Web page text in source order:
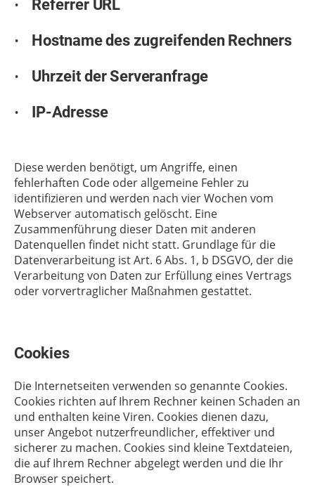
· Referrer URL
· Hostnamedeszugreifenden Rechners
· UhrzeitderServeranfrage
· IP-Adresse
Diese werden benötigt, um Angriffe, einen
fehlerhaften Code oder allgemeine Fehler zu
identifizieren und werden nach vier Wochen vom
Webserver automatisch gelöscht. Eine
Zusammenführung dieser Daten mit anderen
Datenquellen findet nicht statt. Grundlage für die
Datenverarbeitung ist Art. 6 Abs. 1, b DSGVO, der die
Verarbeitung von Daten zur Erfüllung eines Vertrags
oder vorvertraglicher Maßnahmen gestattet.
Cookies
Die Internetseiten verwenden so genannte Cookies.
Cookies richten auf Ihrem Rechner keinen Schaden an
und enthalten keine Viren. Cookies dienen dazu,
unser Angebot nutzerfreundlicher, effektiver und
sicherer zu machen. Cookies sind kleine Textdateien,
die auf Ihrem Rechner abgelegt werden und die Ihr
Browser speichert.